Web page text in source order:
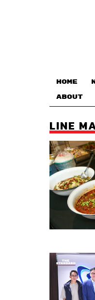
HOME
ABOUT
LINE